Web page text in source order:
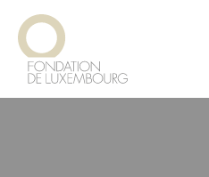
Aller
contenu
principal
Panneau de gestion des cookies